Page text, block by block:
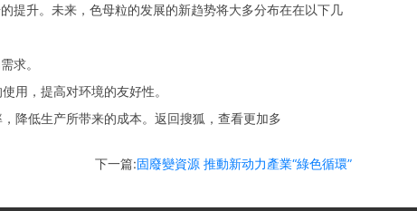
升。未来，色母粒的发展的新趋势将大多分布在在以下几
求。
，提高对环境的友好性。
低生产所带来的成本。返回搜狐，查看更加多
下一篇:固廢變資源 推動新动力產業“綠色循環”